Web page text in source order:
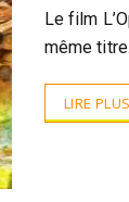
Le film
même
LIRE PLUS